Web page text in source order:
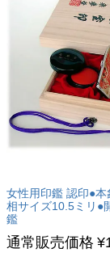
女性用印鑑 認印●
相サイズ10.5ミリ●
鑑
通常販売価格 ¥